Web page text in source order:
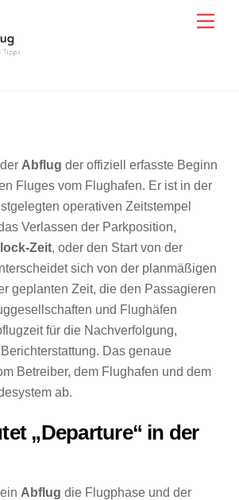
Abflug der offiziell erfasste Beginn
Fluges vom Flughafen. Er ist in der
operativen Zeitstempel
Verlassen der Parkposition,
Zeit, oder den Start von der
sich von der planmäßigen
geplanten Zeit, die den Passagieren
und Flughäfen
für die Nachverfolgung,
Das genaue
Betreiber, dem Flughafen und dem
ab.
„Departure“ in der
Abflug die Flugphase und der